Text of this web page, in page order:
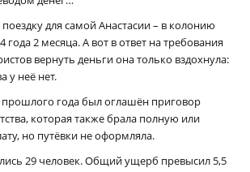
поездку для самой Анастасии – в колонию
2 месяца. А вот в ответ на требования
вернуть деньги она только вздохнула:
у неё нет.
прошлого года был оглашён приговор
которая также брала полную или
но путёвки не оформляла.
29 человек. Общий ущерб превысил 5,5